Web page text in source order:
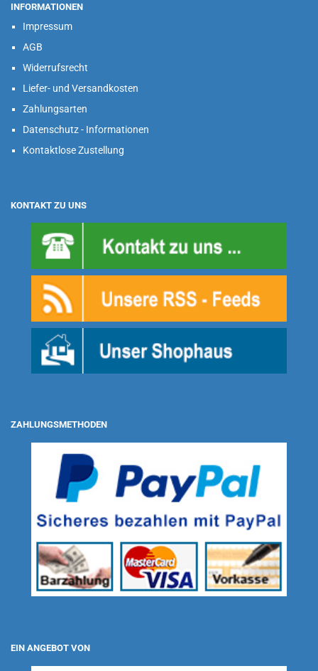
INFORMATIONEN
Impressum
AGB
Widerrufsrecht
Liefer- und Versandkosten
Zahlungsarten
Datenschutz - Informationen
Kontaktlose Zustellung
KONTAKT ZU UNS
ZAHLUNGSMETHODEN
EIN ANGEBOT VON